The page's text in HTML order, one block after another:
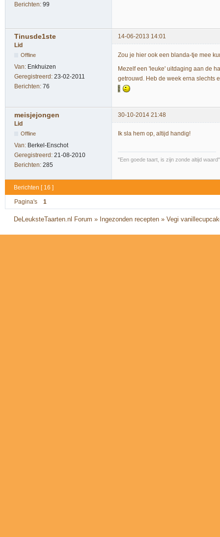
Berichten: 99
Tinusde1ste
14-06-2013 14:01
Lid
Offline
Van: Enkhuizen
Geregistreerd: 23-02-2011
Berichten: 76
Zou je hier ook een blanda-tje mee
Mezelf een 'leuke' uitdaging aan de
getrouwd. Heb de week erna slechts
meisjejongen
30-10-2014 21:48
Lid
Offline
Van: Berkel-Enschot
Geregistreerd: 21-08-2010
Berichten: 285
Ik sla hem op, altijd handig!
"Een goede taart, is zijn zonde altijd
Berichten [ 16 ]
Pagina's 1
DeLeuksteTaarten.nl Forum » Ingezonden recepten »Vegi